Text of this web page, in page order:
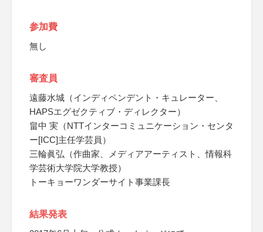
参加費
無し
審査員
遠藤水城（インディペンデント・キュレーター、
HAPSエグゼクティブ・ディレクター）
畠中 実（NTTインターコミュニケーション・センタ
ー[ICC]主任学芸員）
三輪眞弘（作曲家、メディアアーティスト、情報科
学芸術大学院大学教授）
トーキョーワンダーサイト事業課長
結果発表